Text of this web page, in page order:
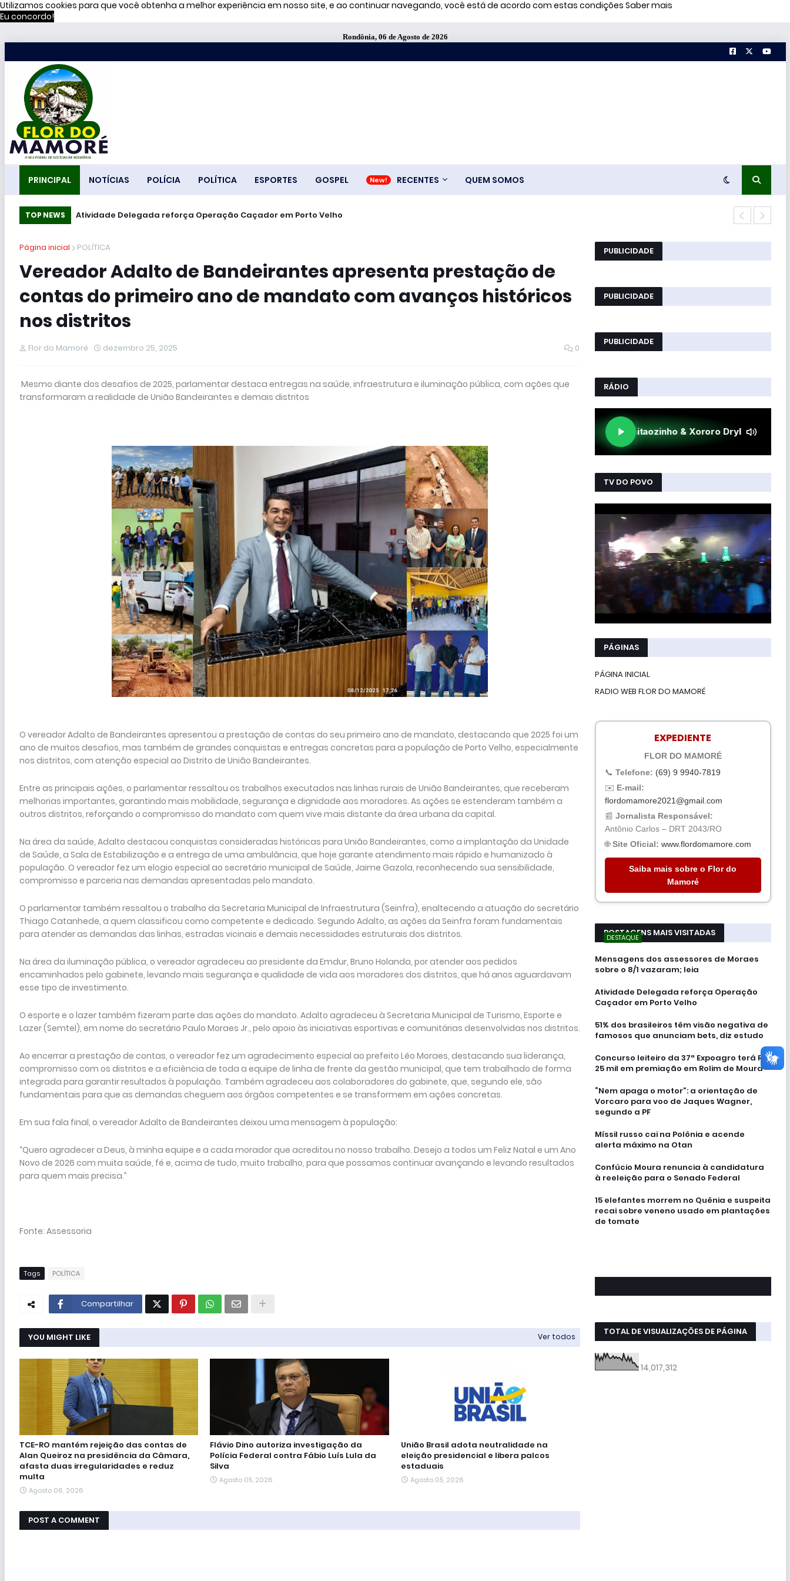
Utilizamos cookies para que você obtenha a melhor experiência em nosso site, e ao continuar navegando, você está de acordo com estas condições Saber mais
Eu concordo!
Rondônia, 06 de Agosto de 2026
PRINCIPAL NOTÍCIAS POLÍCIA POLÍTICA ESPORTES GOSPEL RECENTES QUEM SOMOS
TOP NEWS Atividade Delegada reforça Operação Caçador em Porto Velho
51% dos brasileiros têm visão negativa de famosos que anunciam bets, diz estudo
Página inicial POLÍTICA
Vereador Adalto de Bandeirantes apresenta prestação de
contas do primeiro ano de mandato com avanços históricos
nos distritos
Flor do Mamoré dezembro 25, 2025 0
Mesmo diante dos desafios de 2025, parlamentar destaca entregas na saúde, infraestrutura e iluminação pública, com ações que
transformaram a realidade de União Bandeirantes e demais distritos
O vereador Adalto de Bandeirantes apresentou a prestação de contas do seu primeiro ano de mandato, destacando que 2025 foi um
ano de muitos desafios, mas também de grandes conquistas e entregas concretas para a população de Porto Velho, especialmente
nos distritos, com atenção especial ao Distrito de União Bandeirantes.
Entre as principais ações, o parlamentar ressaltou os trabalhos executados nas linhas rurais de União Bandeirantes, que receberam
melhorias importantes, garantindo mais mobilidade, segurança e dignidade aos moradores. As ações se estenderam também a
outros distritos, reforçando o compromisso do mandato com quem vive mais distante da área urbana da capital.
Na área da saúde, Adalto destacou conquistas consideradas históricas para União Bandeirantes, como a implantação da Unidade
de Saúde, a Sala de Estabilização e a entrega de uma ambulância, que hoje garante atendimento mais rápido e humanizado à
população. O vereador fez um elogio especial ao secretário municipal de Saúde, Jaime Gazola, reconhecendo sua sensibilidade,
compromisso e parceria nas demandas apresentadas pelo mandato.
O parlamentar também ressaltou o trabalho da Secretaria Municipal de Infraestrutura (Seinfra), enaltecendo a atuação do secretário
Thiago Catanhede, a quem classificou como competente e dedicado. Segundo Adalto, as ações da Seinfra foram fundamentais
para atender as demandas das linhas, estradas vicinais e demais necessidades estruturais dos distritos.
Na área da iluminação pública, o vereador agradeceu ao presidente da Emdur, Bruno Holanda, por atender aos pedidos
encaminhados pelo gabinete, levando mais segurança e qualidade de vida aos moradores dos distritos, que há anos aguardavam
esse tipo de investimento.
O esporte e o lazer também fizeram parte das ações do mandato. Adalto agradeceu à Secretaria Municipal de Turismo, Esporte e
Lazer (Semtel), em nome do secretário Paulo Moraes Jr., pelo apoio às iniciativas esportivas e comunitárias desenvolvidas nos distritos.
Ao encerrar a prestação de contas, o vereador fez um agradecimento especial ao prefeito Léo Moraes, destacando sua liderança,
compromisso com os distritos e a eficiência de toda a equipe de linha de frente da gestão municipal, que tem trabalhado de forma
integrada para garantir resultados à população. Também agradeceu aos colaboradores do gabinete, que, segundo ele, são
fundamentais para que as demandas cheguem aos órgãos competentes e se transformem em ações concretas.
Em sua fala final, o vereador Adalto de Bandeirantes deixou uma mensagem à população:
“Quero agradecer a Deus, à minha equipe e a cada morador que acreditou no nosso trabalho. Desejo a todos um Feliz Natal e um Ano
Novo de 2026 com muita saúde, fé e, acima de tudo, muito trabalho, para que possamos continuar avançando e levando resultados
para quem mais precisa.”
Fonte: Assessoria
Tags POLÍTICA
Compartilhar
YOU MIGHT LIKE Ver todos
TCE-RO mantém rejeição das contas de
Alan Queiroz na presidência da Câmara,
afasta duas irregularidades e reduz
multa
Agosto 06, 2026
Flávio Dino autoriza investigação da
Polícia Federal contra Fábio Luís Lula da
Silva
Agosto 05, 2026
União Brasil adota neutralidade na
eleição presidencial e libera palcos
estaduais
Agosto 05, 2026
POST A COMMENT
PUBLICIDADE
PUBLICIDADE
PUBLICIDADE
RÁDIO
TV DO POVO
PÁGINAS
PÁGINA INICIAL
RADIO WEB FLOR DO MAMORÉ
EXPEDIENTE
FLOR DO MAMORÉ
📞 Telefone: (69) 9 9940-7819
✉️ E-mail:
flordomamore2021@gmail.com
📰 Jornalista Responsável:
Antônio Carlos – DRT 2043/RO
🌐Site Oficial: www.flordomamore.com
Saiba mais sobre o Flor do
Mamoré
POSTAGENS MAIS VISITADAS
DESTAQUE
Mensagens dos assessores de Moraes
sobre o 8/1 vazaram; leia
Atividade Delegada reforça Operação
Caçador em Porto Velho
51% dos brasileiros têm visão negativa de
famosos que anunciam bets, diz estudo
Concurso leiteiro da 37ª Expoagro terá R$
25 mil em premiação em Rolim de Moura
“Nem apaga o motor”: a orientação de
Vorcaro para voo de Jaques Wagner,
segundo a PF
Míssil russo cai na Polônia e acende
alerta máximo na Otan
Confúcio Moura renuncia à candidatura
à reeleição para o Senado Federal
15 elefantes morrem no Quênia e suspeita
recai sobre veneno usado em plantações
de tomate
TOTAL DE VISUALIZAÇÕES DE PÁGINA
14,017,312